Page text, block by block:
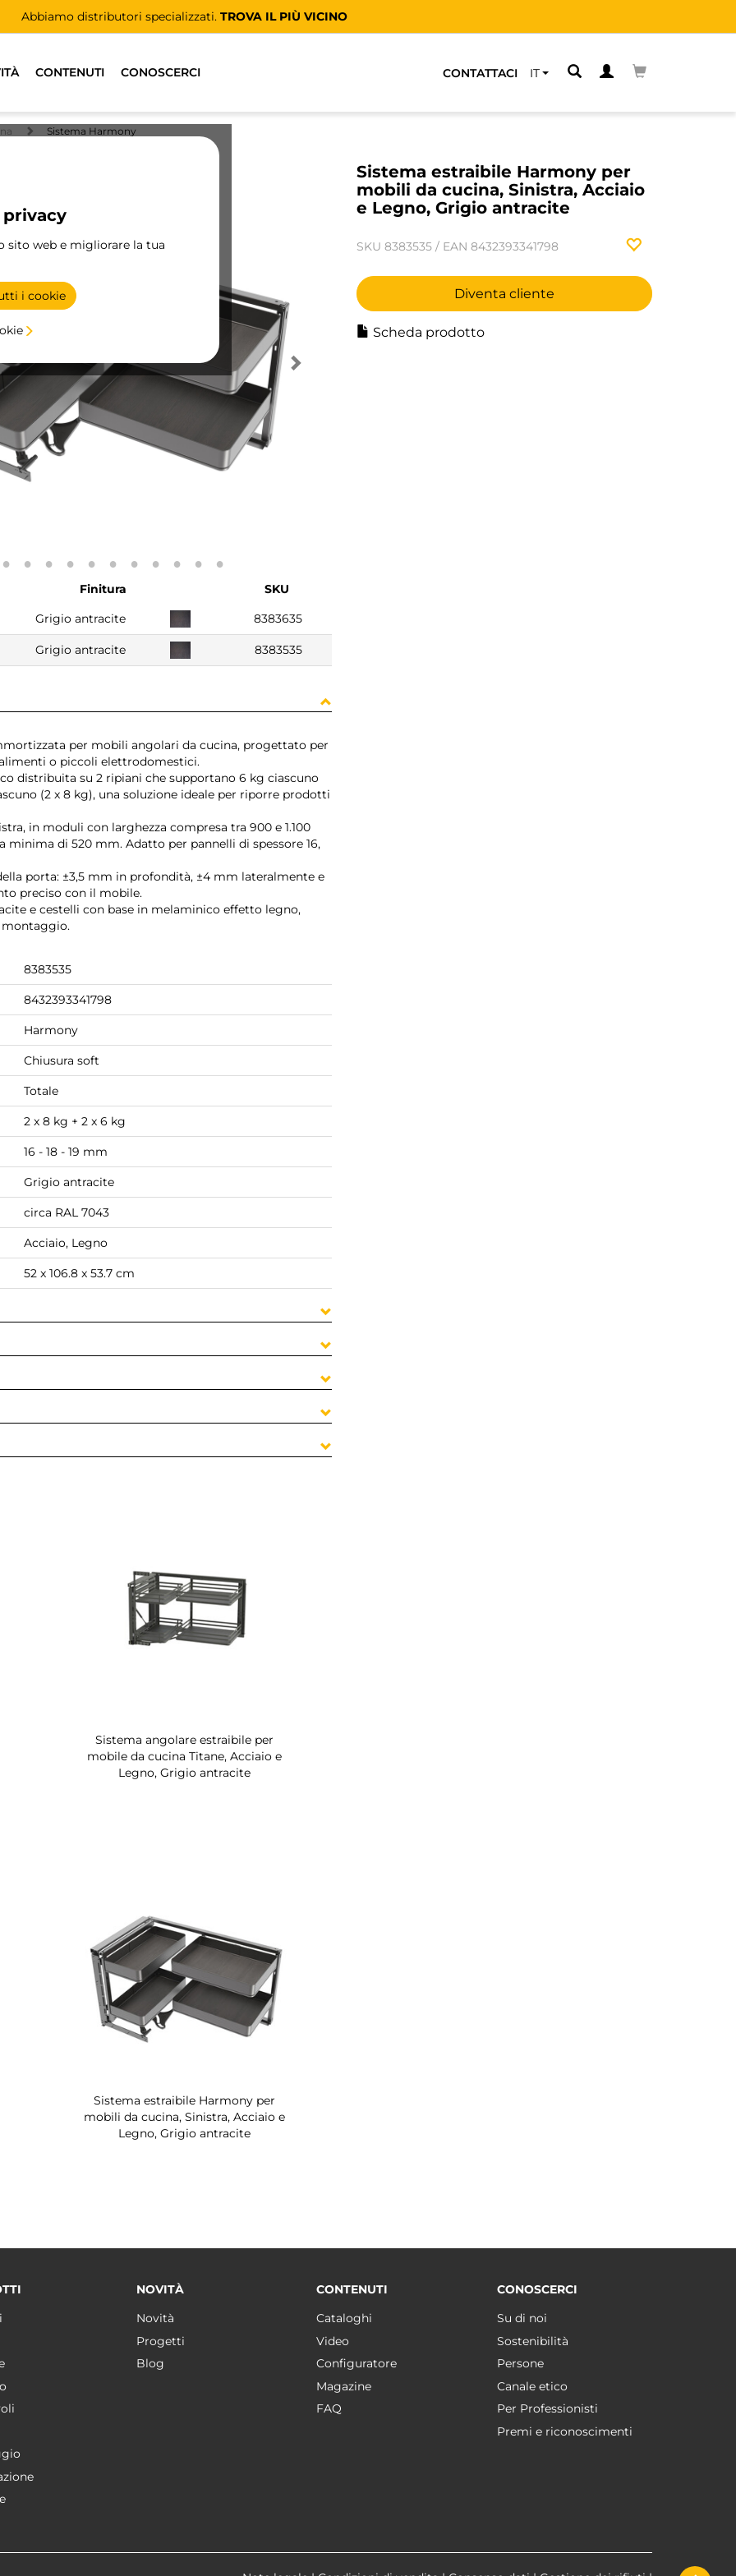
Abbiamo distributori specializzati. TROVA IL PIÙ VICINO
CONTENUTI CONOSCERCI CONTATTACI IT
sito web e migliorare la tua
i cookie
Sistema Harmony
Sistema estraibile Harmony per
mobili da cucina, Sinistra, Acciaio
e Legno, Grigio antracite
SKU 8383535 / EAN 8432393341798
Diventa cliente
Scheda prodotto
Finitura
SKU
Grigio antracite 8383635
Grigio antracite 8383535
per mobili angolari da cucina, progettato per
o piccoli elettrodomestici.
distribuita su 2 ripiani che supportano 6 kg ciascuno
(2 x 8 kg), una soluzione ideale per riporre prodotti
in moduli con larghezza compresa tra 900 e 1.100
di 520 mm. Adatto per pannelli di spessore 16,
porta: ±3,5 mm in profondità, ±4 mm lateralmente e
preciso con il mobile.
e cestelli con base in melaminico effetto legno,
montaggio.
8383535
8432393341798
Harmony
Chiusura soft
Totale
2 x 8 kg + 2 x 6 kg
16 - 18 - 19 mm
Grigio antracite
circa RAL 7043
Acciaio, Legno
52 x 106.8 x 53.7 cm
Sistema angolare estraibile per
mobile da cucina Titane, Acciaio e
Legno, Grigio antracite
Sistema estraibile Harmony per
mobili da cucina, Sinistra, Acciaio e
Legno, Grigio antracite
NOVITÀ
Novità
Progetti
Blog
CONTENUTI
Cataloghi
Video
Configuratore
Magazine
FAQ
CONOSCERCI
Su di noi
Sostenibilità
Persone
Canale etico
Per Professionisti
Premi e riconoscimenti